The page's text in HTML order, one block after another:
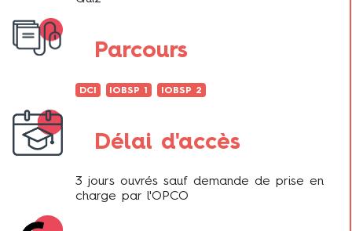
Parcours
DCI IOBSP 1 IOBSP 2
Délai d'accès
3 jours ouvrés sauf demande de prise en
charge par l'OPCO